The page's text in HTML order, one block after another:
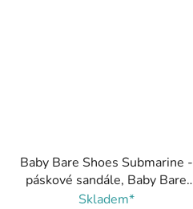
Baby Bare Shoes Submarine -
páskové sandále, Baby Bare
Shoes
Skladem*